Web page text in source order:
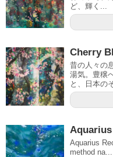
ど、輝く...
Cherry
昔の人々の
湯気。豊穣
と、日本の
Aquarius
Aquarius
method na...